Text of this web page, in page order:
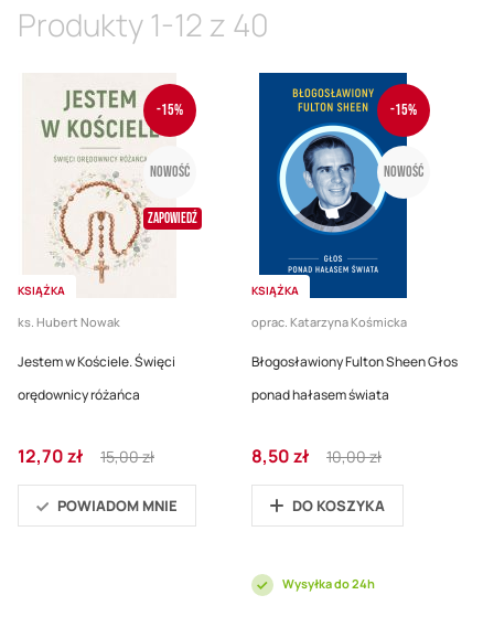
Produkty 1-12 z 40
-15%
Nowość
Zapowiedź
KSIĄŻKA
ks. Hubert Nowak
Jestem w Kościele. Święci
orędownicy różańca
Cena
promocyjna
12,70 zł
Regular
Price
15,00 zł
POWIADOM MNIE
-15%
Nowość
KSIĄŻKA
oprac. Katarzyna Kośmicka
Błogosławiony Fulton Sheen Głos
ponad hałasem świata
Cena
promocyjna
8,50 zł
Regular
Price
10,00 zł
DO KOSZYKA
Wysyłka do 24h